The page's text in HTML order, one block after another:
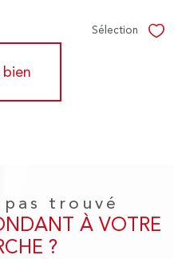
Sélection
pas trouvé
À VOTRE
?